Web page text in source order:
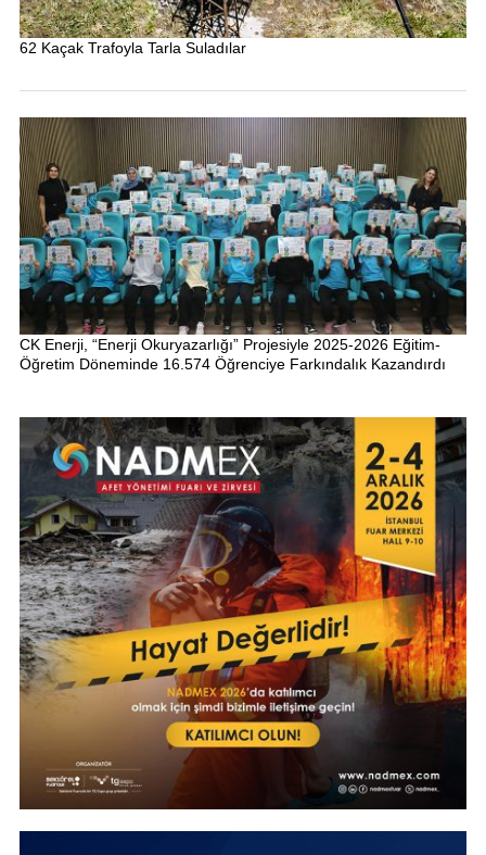
62 Kaçak Trafoyla Tarla Suladılar
CK Enerji, “Enerji Okuryazarlığı” Projesiyle 2025-2026 Eğitim-
Öğretim Döneminde 16.574 Öğrenciye Farkındalık Kazandırdı